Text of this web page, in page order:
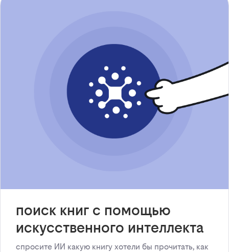
поиск книг с помощью
искусственного интеллекта
спросите ИИ какую книгу хотели бы прочитать, как